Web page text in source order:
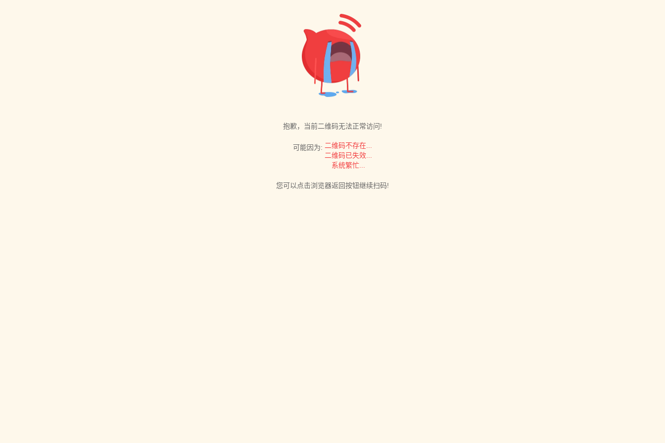
抱歉，当前二维码无法正常访问!
可能因为: 二维码不存在...
二维码已失效...
系统繁忙...
您可以点击浏览器返回按钮继续扫码!